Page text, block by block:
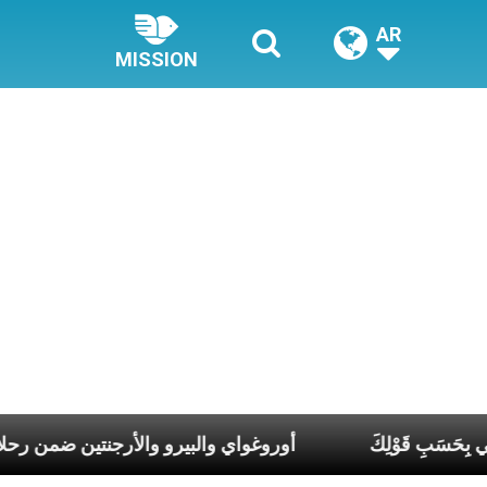
MISSION
AR
أوروغواي والبيرو فليكُن لي بِحَسَبِ قَوْلِكَ